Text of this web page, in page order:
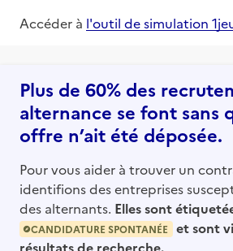
Accéder à l'outil de simulation
Plus de 60% des
alternance se font sans
offre n’ait été déposée.
Pour vous aider à trouver un
identifions des entreprises
des alternants. Elles sont
CANDIDATURE SPONTANÉE
et sont
résultats de recherche.